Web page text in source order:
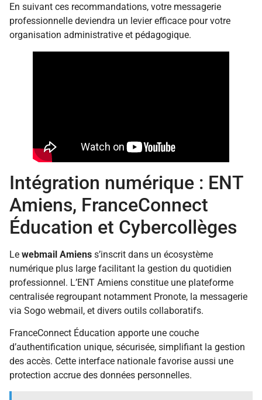
En suivant ces recommandations, votre messagerie
professionnelle deviendra un levier efficace pour votre
organisation administrative et pédagogique.
Intégration numérique : ENT
Amiens, FranceConnect
Éducation et Cybercollèges
Le webmail Amiens s’inscrit dans un écosystème
numérique plus large facilitant la gestion du quotidien
professionnel. L’ENT Amiens constitue une plateforme
centralisée regroupant notamment Pronote, la messagerie
via Sogo webmail, et divers outils collaboratifs.
FranceConnect Éducation apporte une couche
d’authentification unique, sécurisée, simplifiant la gestion
des accès. Cette interface nationale favorise aussi une
protection accrue des données personnelles.